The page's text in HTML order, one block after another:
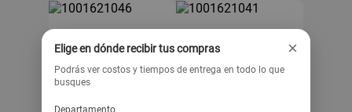
Elige en dónde recibir tus compras ×
Podrás ver costos y tiempos de entrega en todo lo que
busques
Departamento